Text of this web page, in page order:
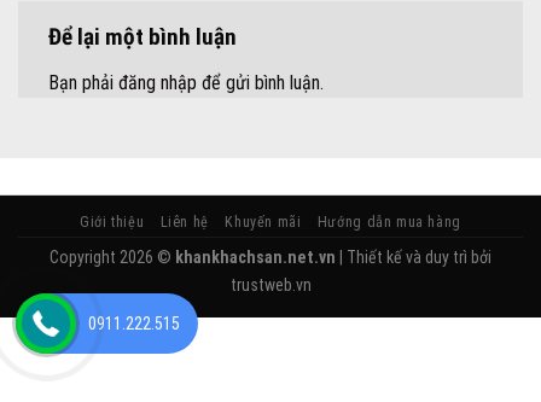
Để lại một bình luận
Bạn phải đăng nhập để gửi bình luận.
Giới thiệu Liên hệ Khuyến mãi Hướng dẫn mua hàng
Copyright 2026 © khankhachsan.net.vn | Thiết kế và duy trì bởi
trustweb.vn
0911.222.515